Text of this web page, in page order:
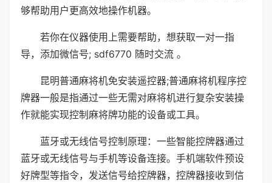
够帮助用户更高效地操作机器。
若你在仪器使用上需要帮助，想获取一对一指
导，添加微信号; sdf6770 随时交流 。
昆明普通麻将机免安装遥控器;普通麻将机程序控
牌器一般是指通过一些无需对麻将机进行复杂安装操
作就能实现控制麻将牌功能的设备或工具。
蓝牙或无线信号控制原理：一些智能控牌器通过
蓝牙或无线信号与手机等设备连接。手机端软件预设
好牌型等指令，发送信号给控牌器，控牌器接收到信